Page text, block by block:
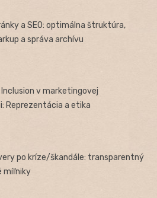
a SEO: optimálna štruktúra,
a správa archívu
v marketingovej
Reprezentácia a etika
po kríze/škandále: transparentný
míľniky